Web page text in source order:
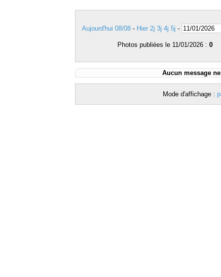
Aujourd'hui 08/08 - Hier 2j 3j 4j 5j -
Photos publiées le 11/01/2026 : 0
Aucun message
Mode d'affichage :